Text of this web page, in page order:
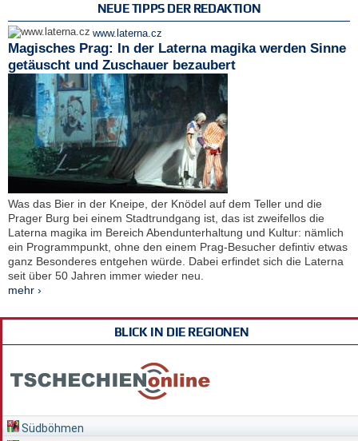
NEUE TIPPS DER REDAKTION
www.laterna.cz
Magisches Prag: In der Laterna magika werden Sinne
getäuscht und Zuschauer bezaubert
Was das Bier in der Kneipe, der Knödel auf dem Teller und die
Prager Burg bei einem Stadtrundgang ist, das ist zweifellos die
Laterna magika im Bereich Abendunterhaltung und Kultur: nämlich
ein Programmpunkt, ohne den einem Prag-Besucher defintiv etwas
ganz Besonderes entgehen würde. Dabei erfindet sich die Laterna
seit über 50 Jahren immer wieder neu.
mehr ›
BLICK IN DIE REGIONEN
Südböhmen